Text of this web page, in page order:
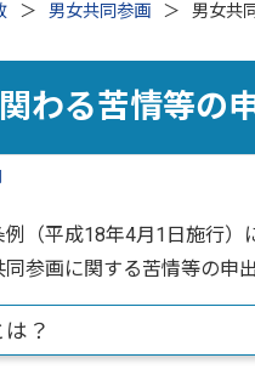
男女共同参画 男女共
わる苦情等の
（平成18年4月1日施行）
参画に関する苦情等の申
？